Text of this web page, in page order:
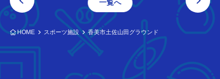
一覧へ
HOME スポーツ施設 香美市土佐山田グラウンド